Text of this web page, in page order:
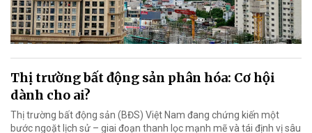
Thị trường bất động sản phân hóa: Cơ hội
dành cho ai?
Thị trường bất động sản (BĐS) Việt Nam đang chứng kiến một
bước ngoặt lịch sử – giai đoạn thanh lọc mạnh mẽ và tái định vị sâu